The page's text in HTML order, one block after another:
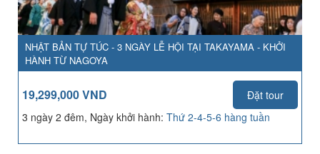
NHẬT BẢN TỰ TÚC - 3 NGÀY LỄ HỘI TẠI TAKAYAMA - KHỞI
HÀNH TỪ NAGOYA
19,299,000 VND
Đặt tour
3 ngày 2 đêm, Ngày khởi hành: Thứ 2-4-5-6 hàng tuần